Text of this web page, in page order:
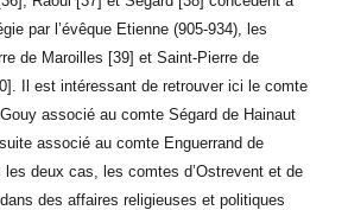
par l’évêque Etienne (905-934), les
de Maroilles [39] et Saint-Pierre de
Il est intéressant de retrouver ici le comte
associé au comte Ségard de Hainaut
associé au comte Enguerrand de
les deux cas, les comtes d’Ostrevent et de
des affaires religieuses et politiques